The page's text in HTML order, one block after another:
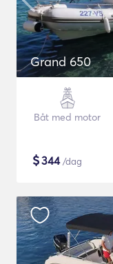
Grand 650
Båt med motor
$344/dag